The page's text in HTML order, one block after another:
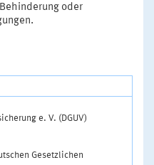
oder
e. V. (DGUV)
Gesetzlichen